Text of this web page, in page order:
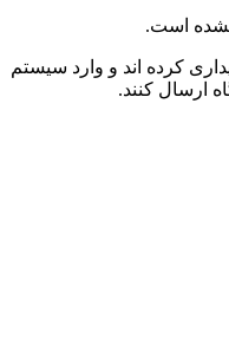
است.
کرده اند و وارد سیستم
ارسال کنند.